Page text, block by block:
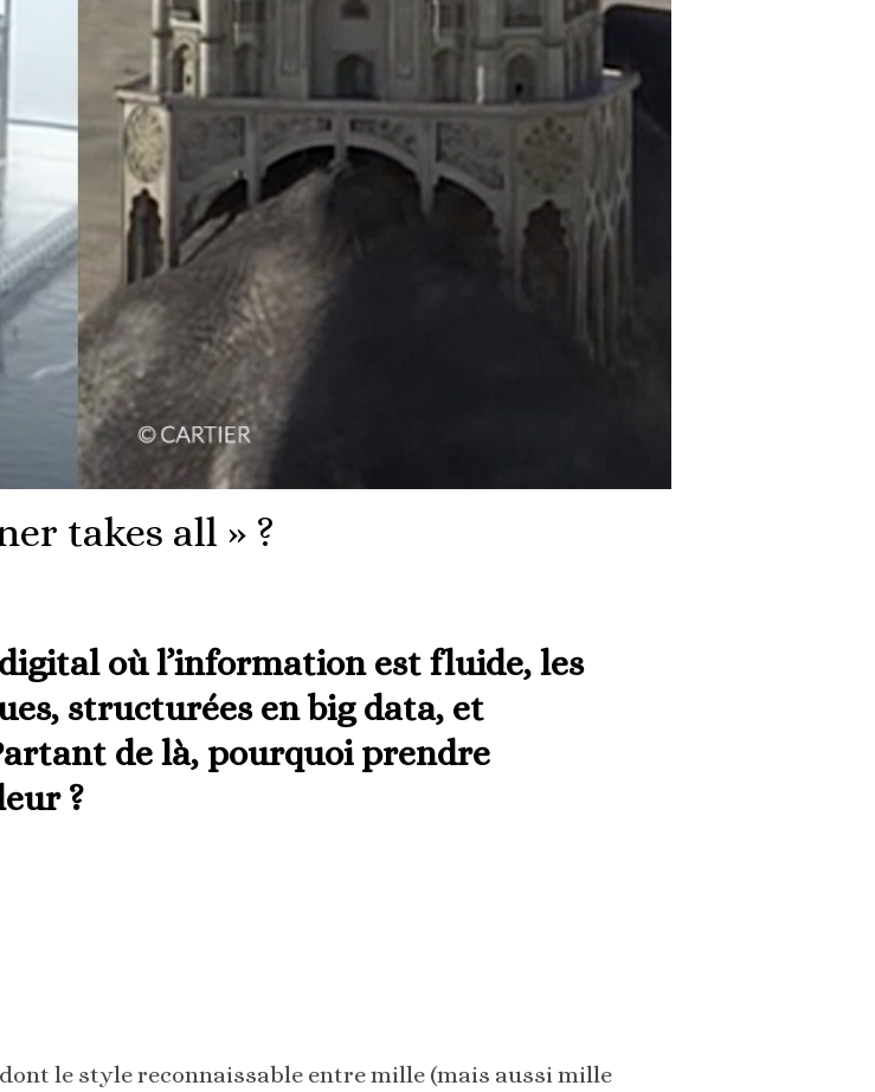
takes all » ?
où l’information est fluide, les
structurées en big data, et
de là, pourquoi prendre
?
le style reconnaissable entre mille (mais aussi mille